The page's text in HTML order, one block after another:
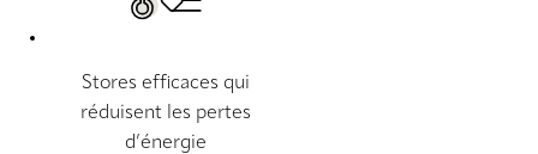
Stores efficaces qui
réduisent les pertes
d’énergie